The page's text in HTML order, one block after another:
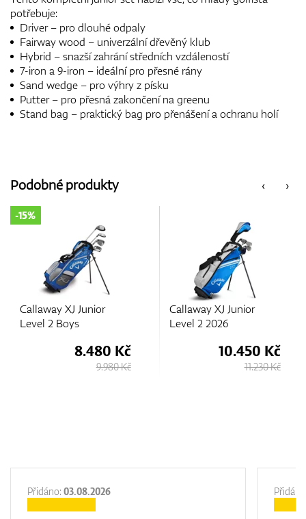
potřebuje:
Driver – pro dlouhé odpaly
Fairway wood – univerzální dřevěný klub
Hybrid – snazší zahrání středních vzdáleností
7-iron a 9-iron – ideální pro přesné rány
Sand wedge – pro výhry z písku
Putter – pro přesná zakončení na greenu
Stand bag – praktický bag pro přenášení a ochranu holí
‹
Podobné produkty ›
Callaway XJ Junior
Level 2 Boys
-15%
8.480 Kč
9.980 Kč
Callaway XJ Junior
Level 2 2026
10.450 Kč
11.230 Kč
Přidáno: 03.08.2026